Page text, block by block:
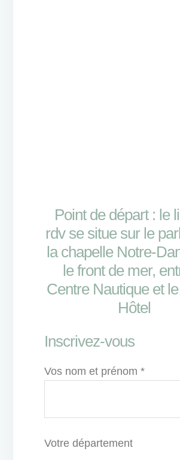
Point de départ : le
rdv se situe sur le
la chapelle Notre-
le front de mer,
Centre Nautique et
Hôtel
Inscrivez-vous
Vos nom et prénom *
Votre département